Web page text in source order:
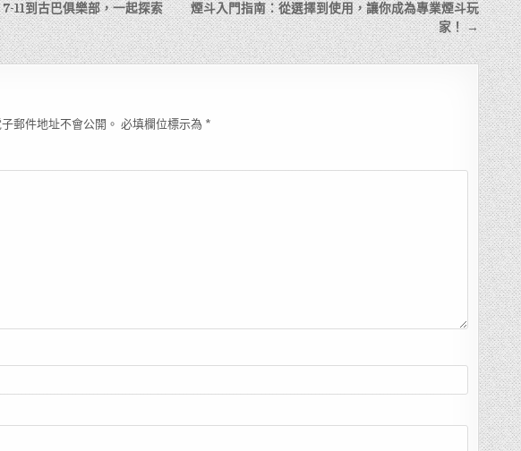
煙斗入門指南：從選擇到使用，讓你成為專業煙斗玩
家！ →
11到古巴俱樂部，一起探索
郵件地址不會公開。 必填欄位標示為 *